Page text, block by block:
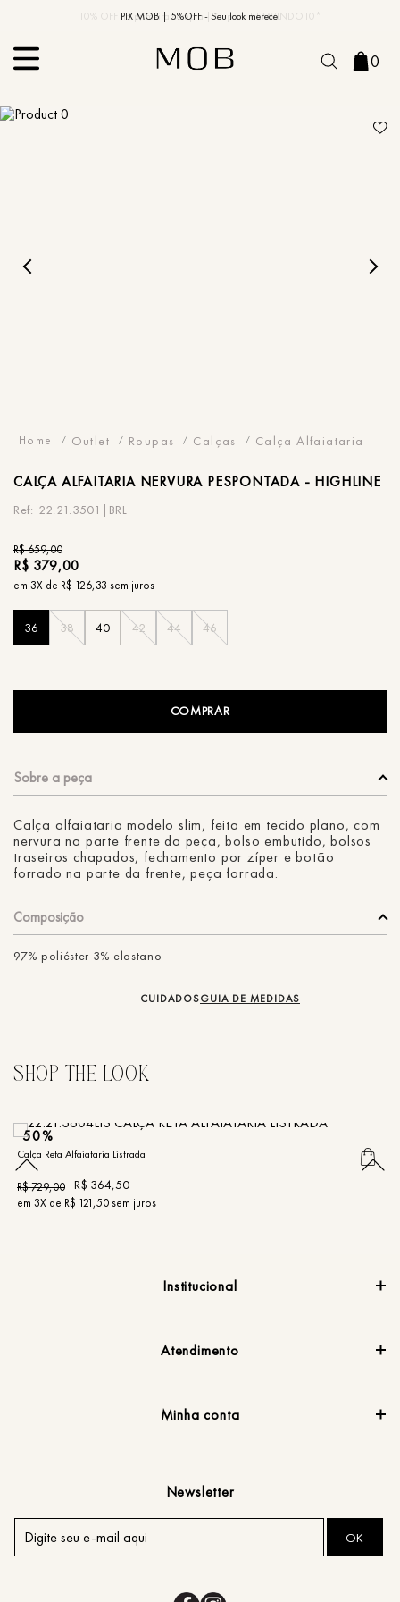
PIX MOB | 5%OFF - Seu look merece!
10% OFF na primeira compra | Cupom: BEMVINDO10*
0
Outlet Roupas Calças Calça Alfaiataria
CALÇA ALFAITARIA NERVURA PESPONTADA - HIGHLINE
22.21.3501|BRL
R$659,00
R$ 379,00
em 3X de R$ 126,33 sem juros
36 38 40 42 44 46
COMPRAR
Calça alfaiataria modelo slim, feita em tecido plano, com
nervura na parte frente da peça, bolso embutido, bolsos
traseiros chapados, fechamento por zíper e botão
forrado na parte da frente, peça forrada.
Composição
97% poliéster 3% elastano
CUIDADOSGUIA DE MEDIDAS
50%
Calça Reta Alfaiataria Listrada
R$729,00 R$ 364,50
em 3X de R$ 121,50sem juros
Institucional
Atendimento
Minha conta
Newsletter
OK